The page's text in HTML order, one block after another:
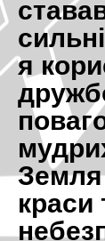
я
краси